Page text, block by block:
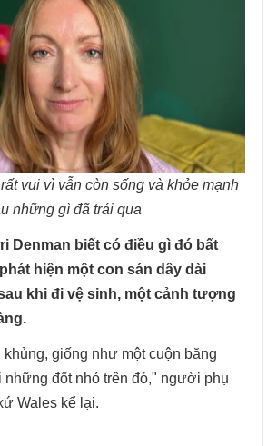
vui vì vẫn còn sống và khỏe mạnh
những gì đã trải qua
Denman biết có điều gì đó bất
hiện một con sán dây dài
khi đi vệ sinh, một cảnh tượng
khủng, giống như một cuộn băng
những đốt nhỏ trên đó," người phụ
Wales kể lại.